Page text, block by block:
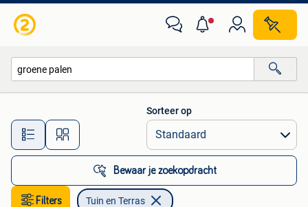
Alle afstanden…
Sorteer op
Bewaar je zoekopdracht
Filters Tuin en Terras